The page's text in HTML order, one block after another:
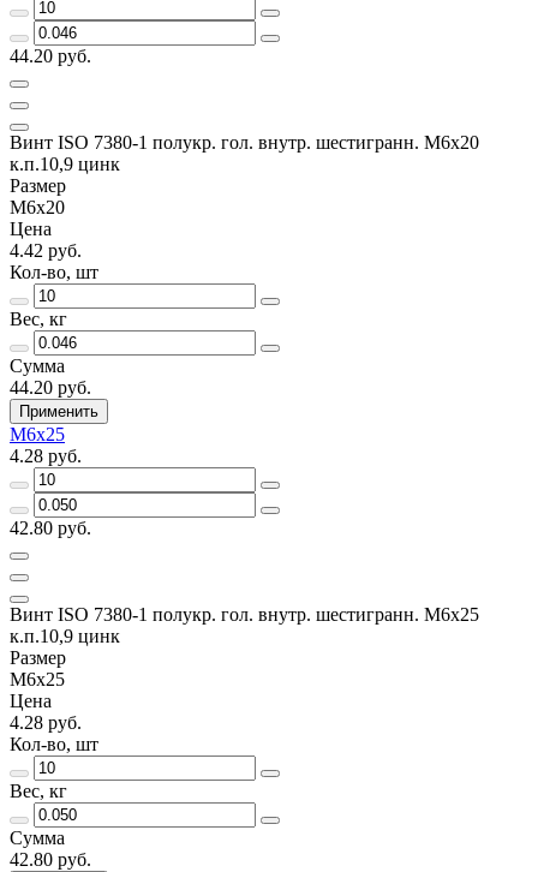
44.20 руб.
Винт ISO 7380-1 полукр. гол. внутр. шестигранн. М6х20
к.п.10,9 цинк
Размер
М6х20
Цена
4.42 руб.
Кол-во, шт
Вес, кг
Сумма
44.20 руб.
Применить
М6х25
4.28 руб.
42.80 руб.
Винт ISO 7380-1 полукр. гол. внутр. шестигранн. М6х25
к.п.10,9 цинк
Размер
М6х25
Цена
4.28 руб.
Кол-во, шт
Вес, кг
Сумма
42.80 руб.